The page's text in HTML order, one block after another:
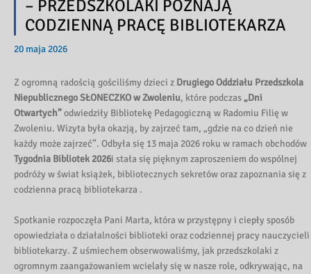
– PRZEDSZKOLAKI POZNAJĄ
CODZIENNĄ PRACĘ BIBLIOTEKARZA
20 maja 2026
Z ogromną radością gościliśmy dzieci z Drugiego Oddziału Przedszkola
Niepublicznego SŁONECZKO w Zwoleniu, które podczas „Dni
Otwartych”odwiedziły Bibliotekę Pedagogiczną w Radomiu Filię w
Zwoleniu. Wizyta była okazją, by zajrzeć tam, „gdzie na co dzień nie
każdy może zajrzeć”. Odbyła się 13 maja 2026 roku w ramach obchodów
Tygodnia Bibliotek 2026i stała się pięknym zaproszeniem do wspólnej
podróży w świat książek, bibliotecznych sekretów oraz zapoznania się z
codzienna pracą bibliotekarza .
Spotkanie rozpoczęła Pani Marta, która w przystępny i ciepły sposób
opowiedziała o działalności biblioteki oraz codziennej pracy nauczycieli
bibliotekarzy. Z uśmiechem obserwowaliśmy, jak przedszkolaki z
ogromnym zaangażowaniem wcielały się w nasze role, odkrywając, na